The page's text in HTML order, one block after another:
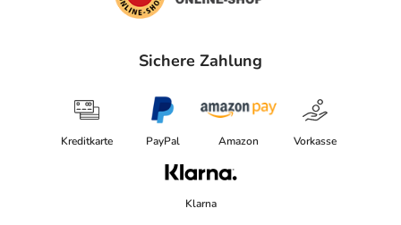
Sichere Zahlung
Kreditkarte PayPal Amazon Vorkasse
Klarna